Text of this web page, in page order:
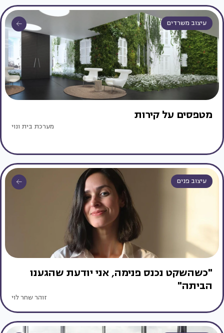
עיצוב משרדים
מטפסים על קירות
מערכת בית ונוי
עיצוב פנים
"כשהשקט נכנס פנימה, אני יודעת שהגענו
הביתה"
זוהר שחר לוי